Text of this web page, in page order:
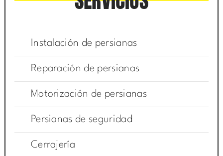
Instalación de persianas
Reparación de persianas
Motorización de persianas
Persianas de seguridad
Cerrajería